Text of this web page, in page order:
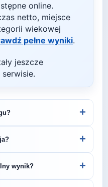
online.
netto, miejsce
wiekowej
pełne wyniki.
jeszcze
+
takich jak
czy MarathonSport.
+
ZawodyBiegowe.pl,
edycji CITY Trail
wynik? +